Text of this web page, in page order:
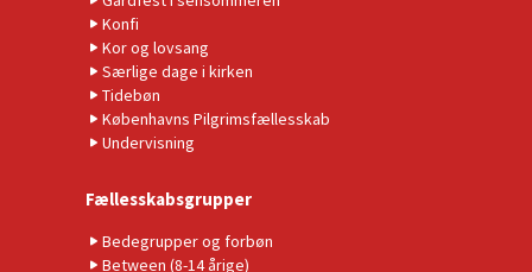
Konfi
Kor og lovsang
Særlige dage i kirken
Tidebøn
Københavns Pilgrimsfællesskab
Undervisning
Fællesskabsgrupper
Bedegrupper og forbøn
Between (8-14 årige)